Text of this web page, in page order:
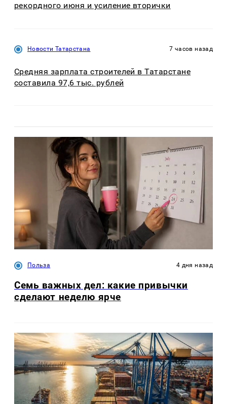
рекордного июня и усиление вторички
Новости Татарстана 7 часов назад
Средняя зарплата строителей в Татарстане
составила 97,6 тыс. рублей
Польза 4 дня назад
Семь важных дел: какие привычки
сделают неделю ярче